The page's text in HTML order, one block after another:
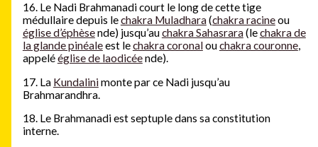
16. Le Nadi Brahmanadi court le long de cette tige
médullaire depuis lechakra Muladhara(chakra racineou
église d’éphèsende) jusqu’auchakra Sahasrara(lechakra de
la glande pinéaleest lechakra coronalouchakra couronne,
appelééglise de laodicéende).
17. La Kundalinimonte par ce Nadi jusqu’au
Brahmarandhra.
18. Le Brahmanadi est septuple dans sa constitution
interne.